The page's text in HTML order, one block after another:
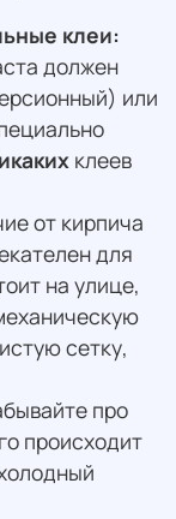
клеи:
должен
или
клеев
от кирпича
для
на улице,
сетку,
про
происходит